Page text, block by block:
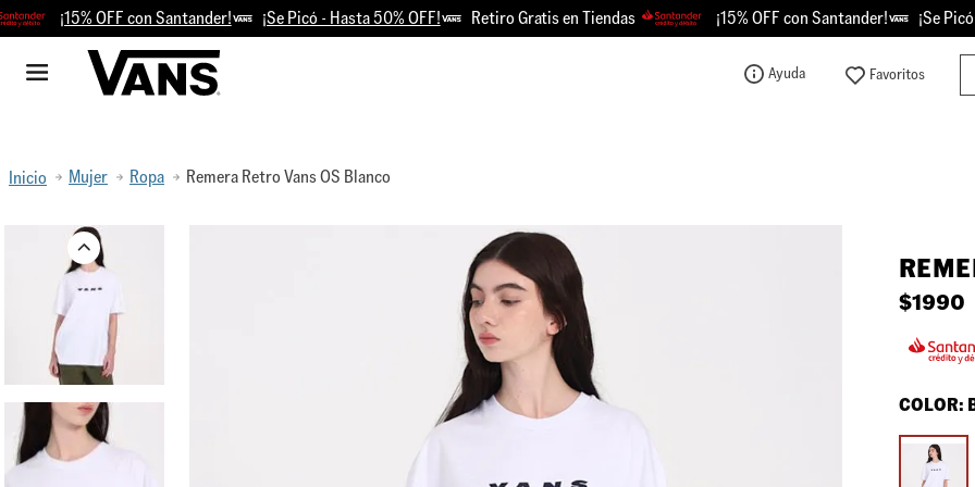
¡15% OFF con Santander! ¡Se Picó - Hasta 50% OFF! Retiro Gratis en Tiendas ¡15% OFF con Santander! ¡Se Picó -
Ayuda
Mujer Ropa Remera Retro Vans OS Blanco
$1990
COLOR:
3.
calzado
vans
crosspath
authentic
8.
vans knu